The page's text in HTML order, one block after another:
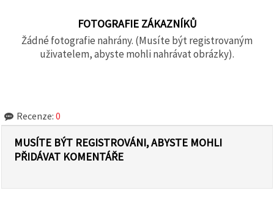
FOTOGRAFIE ZÁKAZNÍKŮ
Žádné fotografie nahrány. (Musíte být registrovaným
uživatelem, abyste mohli nahrávat obrázky).
Recenze: 0
MUSÍTE BÝT REGISTROVÁNI, ABYSTE MOHLI
PŘIDÁVAT KOMENTÁŘE